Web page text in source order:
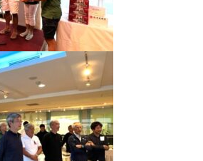
マリーナオーナー様
専用ログイン